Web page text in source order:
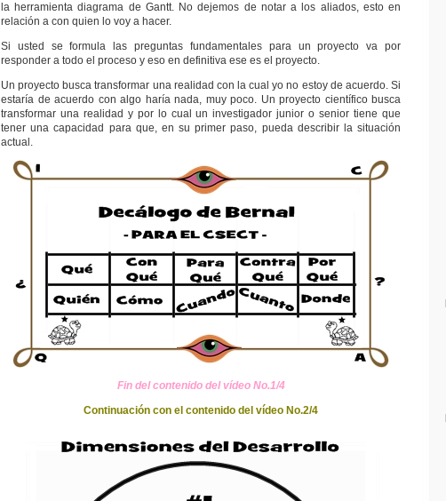
la herramienta diagrama de Gantt. No dejemos de notar a los aliados, esto en
relación a con quien lo voy a hacer.
Si usted se formula las preguntas fundamentales para un proyecto va por
responder a todo el proceso y eso en definitiva ese es el proyecto.
Un proyecto busca transformar una realidad con la cual yo no estoy de acuerdo. Si
estaría de acuerdo con algo haría nada, muy poco. Un proyecto científico busca
transformar una realidad y por lo cual un investigador junior o senior tiene que
tener una capacidad para que, en su primer paso, pueda describir la situación
actual.
Fin del contenido del vídeo No.1/4
Continuación con el contenido del vídeo No.2/4